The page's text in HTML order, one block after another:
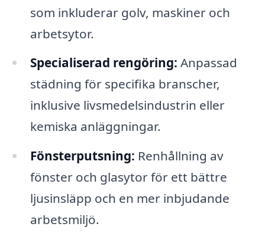
som inkluderar golv, maskiner och
arbetsytor.
Specialiserad rengöring: Anpassad
städning för specifika branscher,
inklusive livsmedelsindustrin eller
kemiska anläggningar.
Fönsterputsning: Renhållning av
fönster och glasytor för ett bättre
ljusinsläpp och en mer inbjudande
arbetsmiljö.